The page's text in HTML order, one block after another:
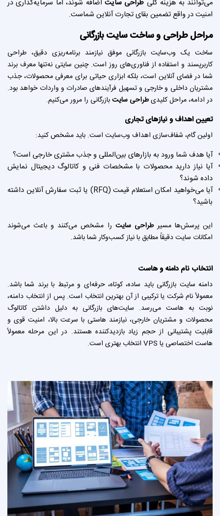
می‌توانند به هزینه کلی طراحی سایت اضافه شوند، اما سرمایه‌گذاری در
امنیت در واقع تضمین بقای تجارت آنلاین شماست.
مراحل طراحی و ساخت سایت بازرگانی
ساخت یک وب‌سایت بازرگانی موفق نیازمند برنامه‌ریزی دقیق، طراحی
کاربرپسند و استفاده از فناوری‌های روز است. چنین سایتی نه‌تنها معرف برند
شما در فضای آنلاین است، بلکه ابزاری حیاتی برای معرفی محصولات، جذب
مشتریان داخلی و خارجی و تسهیل فرآیندهای صادرات و واردات خواهد بود.
در ادامه، مراحل کلیدیطراحی سایتبازرگانی را مرور می‌کنیم.
تعیین اهداف و نیازهای تجاری
اولین گام، شفاف‌سازی اهداف وب‌سایت است. باید مشخص کنید:
آیا هدف شما ورود به بازارهای بین‌المللی و جذب مشتری خارجی است؟
آیا نیاز دارید محصولات با مشخصات فنی و کاتالوگ دیجیتال نمایش
داده شوند؟
آیا می‌خواهید امکان استعلام قیمت (RFQ) یا ثبت سفارش آنلاین داشته
باشید؟
این پرسش‌ها مسیرطراحی سایت را مشخص می‌کنند و باعث می‌شوند
امکانات سایت دقیقاً مطابق با نیاز کسب‌وکار شما باشد.
انتخاب نام دامنه و هاست
دامنه سایت بازرگانی باید ساده، کوتاه، حرفه‌ای و مرتبط با برند شما باشد.
معمولاً نام شرکت یا ترکیبی از آن بهترین انتخاب است. پس از انتخاب دامنه،
نوبت به هاست می‌رسد. سایت‌های بازرگانی به دلیل داشتن کاتالوگ
محصولات و مشتریان خارجی، نیازمند هاستی با سرعت بالا، امنیت قوی و
قابلیت پشتیبانی از حجم زیاد بازدیدکننده هستند. در این مرحله معمولاً
هاست اختصاصی یا VPS انتخاب بهتری است.